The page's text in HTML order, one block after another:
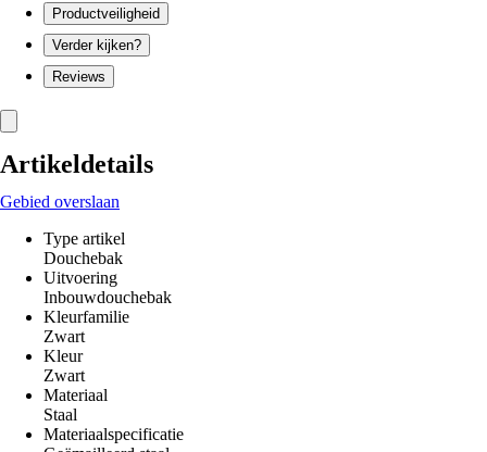
Productveiligheid
Verder kijken?
Reviews
Artikeldetails
Gebied overslaan
Type artikel
Douchebak
Uitvoering
Inbouwdouchebak
Kleurfamilie
Zwart
Kleur
Zwart
Materiaal
Staal
Materiaalspecificatie